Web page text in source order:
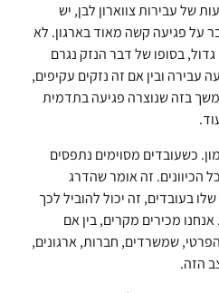
של עבירות צווארון לבן, יש
על פגיעה קשה מאוד בארגון. לא
בסופו של דבר הנזק נגרם
עבירה ובין אם זה נזקים עקיפים,
בזה שנוצרה פגיעה בתדמית
כשעובדים מסוימים נתפסים
הכיוונים. זה אומר שהדרג
בעובדים, זה יכול להוביל לכך
מכירים מקרים, בין אם
שמשרדים, חברות, ארגונים,
הזה.